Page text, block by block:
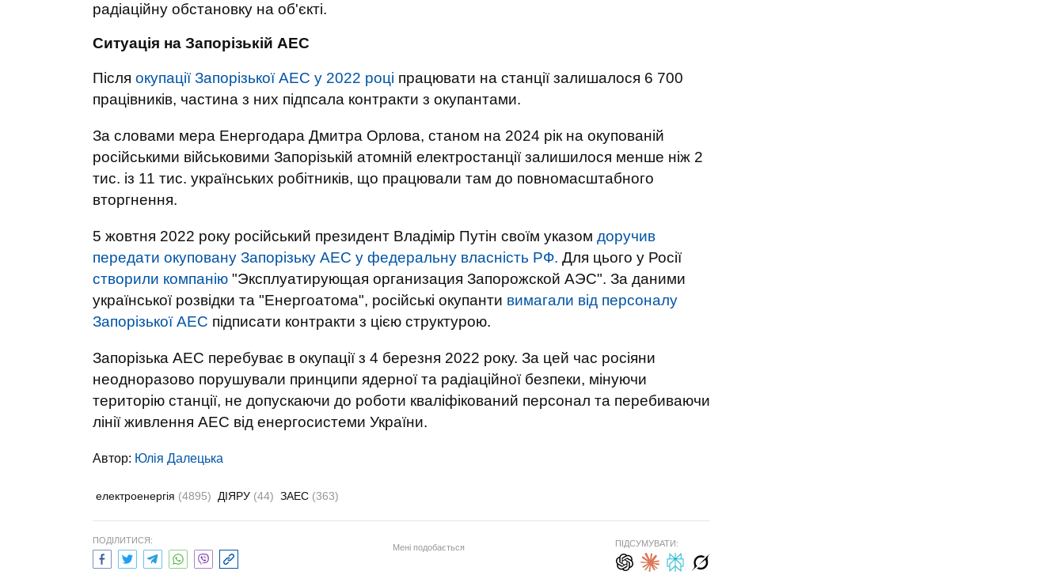
радіаційну обстановку на об'єкті.
Ситуація на Запорізькій АЕС
Після окупації Запорізької АЕС у 2022 році працювати на станції залишалося 6 700
працівників, частина з них підпсала контракти з окупантами.
За словами мера Енергодара Дмитра Орлова, станом на 2024 рік на окупованій
російськими військовими Запорізькій атомній електростанції залишилося менше ніж 2
тис. із 11 тис. українських робітників, що працювали там до повномасштабного
вторгнення.
5 жовтня 2022 року російський президент Владімір Путін своїм указом доручив
передати окуповану Запорізьку АЕС у федеральну власність РФ. Для цього у Росії
створили компанію "Эксплуатирующая организация Запорожской АЭС". За даними
української розвідки та "Енергоатома", російські окупанти вимагали від персоналу
Запорізької АЕС підписати контракти з цією структурою.
Запорізька АЕС перебуває в окупації з 4 березня 2022 року. За цей час росіяни
неодноразово порушували принципи ядерної та радіаційної безпеки, мінуючи
територію станції, не допускаючи до роботи кваліфікований персонал та перебиваючи
лінії живлення АЕС від енергосистеми України.
Автор: Юлiя Далецька
електроенергія (4895) ДІЯРУ (44) ЗАЕС (363)
ПОДІЛИТИСЯ:
Мені подобається ПІДСУМУВАТИ: